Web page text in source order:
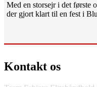
Med en storsejr i det første
der gjort klart til en fest i
Kontakt os